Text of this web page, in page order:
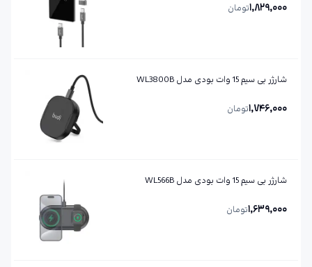
1,829,000تومان
شارژر بی سیم 15 وات بودی مدل WL3800B
1,746,000تومان
شارژر بی سیم 15 وات بودی مدل WL566B
1,639,000تومان